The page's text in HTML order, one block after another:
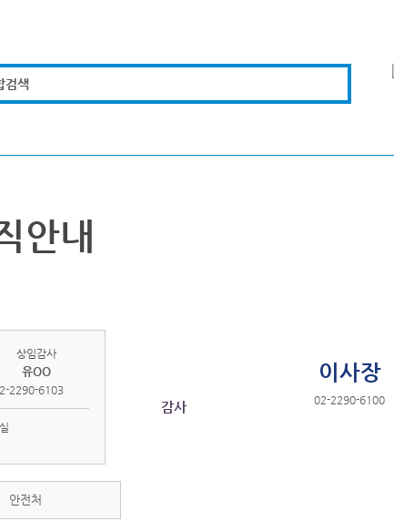
검색
안내
이사장
02-2290-6100
감사
상임감사
유OO
2290-6103
안전처